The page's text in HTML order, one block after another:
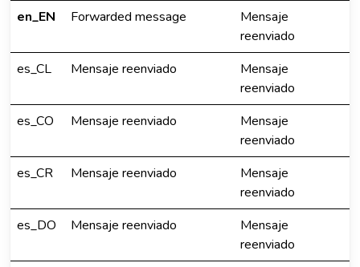
en_EN
Forwarded message
Mensaje
reenviado
es_CL
Mensaje reenviado
Mensaje
reenviado
es_CO
Mensaje reenviado
Mensaje
reenviado
es_CR
Mensaje reenviado
Mensaje
reenviado
es_DO
Mensaje reenviado
Mensaje
reenviado